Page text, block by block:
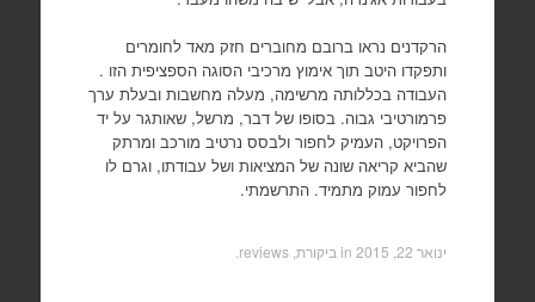
הרקדנים נראו ברובם מחוברים חזק מאד לחומרים
ותפקדו היטב תוך אימוץ מרכיבי הסוגה הספציפית הזו .
העבודה בכללותה מרשימה, מעלה מחשבות ובעלת ערך
פרמורטיבי גבוה. בסופו של דבר, מרשל, שאותגר על יד
הפרויקט, העמיק לחפור ולבסס נרטיב מורכב ומרתק
שהביא קריאה שונה של המציאות ושל עבודתו, וגרם לו
לחפור עמוק מתמיד. התרשמתי.
ינואר 22, 2015 in ביקורת, reviews